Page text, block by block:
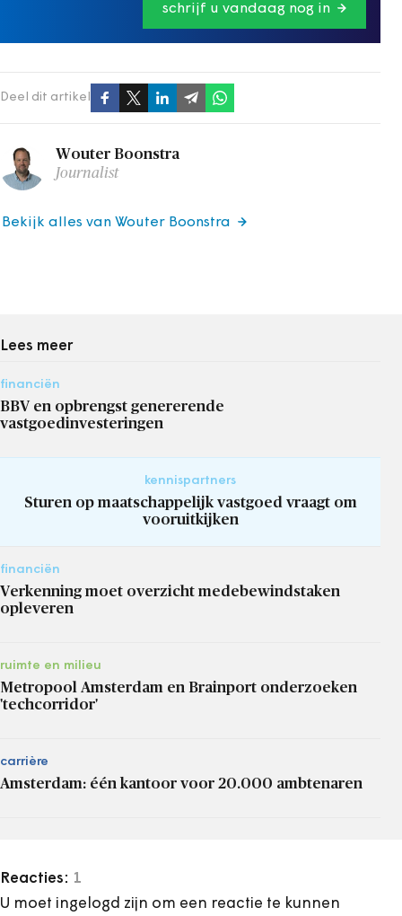
schrijf u vandaag nog in
Deel dit artikel
Wouter Boonstra
Journalist
Bekijk alles van Wouter Boonstra
Lees meer
financiën
BBV en opbrengst genererende
vastgoedinvesteringen
kennispartners
Sturen op maatschappelijk vastgoed vraagt om
vooruitkijken
financiën
Verkenning moet overzicht medebewindstaken
opleveren
ruimte en milieu
Metropool Amsterdam en Brainport onderzoeken
'techcorridor'
carrière
Amsterdam: één kantoor voor 20.000 ambtenaren
Reacties: 1
U moet ingelogd zijn om een reactie te kunnen